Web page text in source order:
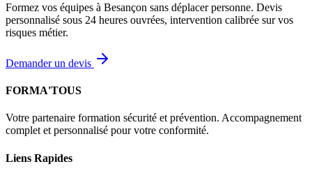
Formez vos équipes à Besançon sans déplacer personne. Devis
personnalisé sous 24 heures ouvrées, intervention calibrée sur vos
risques métier.
Demander un devis
FORMA'TOUS
Votre partenaire formation sécurité et prévention. Accompagnement
complet et personnalisé pour votre conformité.
Liens Rapides